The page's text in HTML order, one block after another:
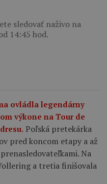
sledovať naživo na
14:45 hod.
ovládla legendárny
výkone na Tour de
Poľská pretekárka
pred koncom etapy a až
Na
a tretia finišovala